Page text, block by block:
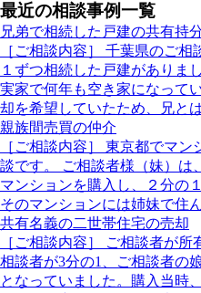
最近の相談事例一覧
兄弟で相続した戸建の共有持
［ご相談内容］ 千葉県のご
１ずつ相続した戸建がありま
実家で何年も空き家になって
却を希望していたため、兄と
親族間売買の仲介
［ご相談内容］ 東京都でマ
談です。 ご相談者様（妹）は
マンションを購入し、２分の
そのマンションには姉妹で住
共有名義の二世帯住宅の売却
［ご相談内容］ ご相談者が
相談者が3分の1、ご相談者の
となっていました。購入当時